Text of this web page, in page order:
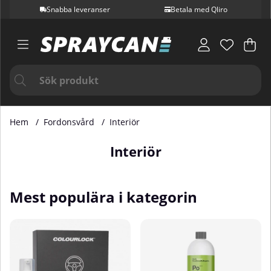
Snabba leveranser Betala med Qliro
.
Hem Fordonsvård Interiör
Interiör
Mest populära i kategorin